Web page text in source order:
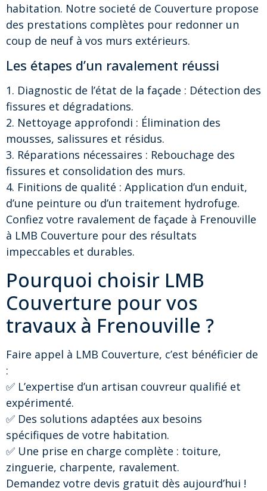
habitation. Notre societé de Couverture propose
des prestations complètes pour redonner un
coup de neuf à vos murs extérieurs.
Les étapes d’un ravalement réussi
1. Diagnostic de l’état de la façade : Détection des
fissures et dégradations.
2. Nettoyage approfondi : Élimination des
mousses, salissures et résidus.
3. Réparations nécessaires : Rebouchage des
fissures et consolidation des murs.
4. Finitions de qualité : Application d’un enduit,
d’une peinture ou d’un traitement hydrofuge.
Confiez votre ravalement de façade à Frenouville
à LMB Couverture pour des résultats
impeccables et durables.
Pourquoi choisir LMB
Couverture pour vos
travaux à Frenouville ?
Faire appel à LMB Couverture, c’est bénéficier de
:
✅ L’expertise d’un artisan couvreur qualifié et
expérimenté.
✅ Des solutions adaptées aux besoins
spécifiques de votre habitation.
✅ Une prise en charge complète : toiture,
zinguerie, charpente, ravalement.
Demandez votre devis gratuit dès aujourd’hui !